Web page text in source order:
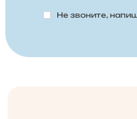
Не звоните,